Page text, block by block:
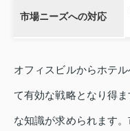
市場ニーズへの対応
オフィスビルからホテ
て有効な戦略となり得
な知識が求められます